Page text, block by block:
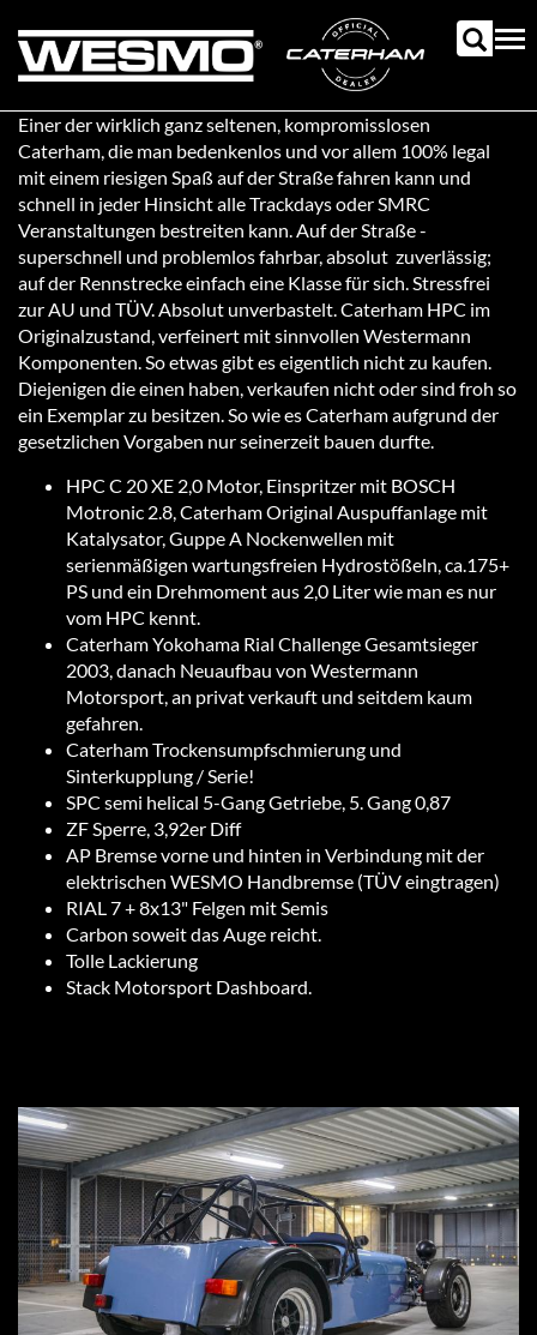
au
contenu
Einer der wirklich ganz seltenen, kompromisslosen
Caterham, die man bedenkenlos und vor allem 100% legal
mit einem riesigen Spaß auf der Straße fahren kann und
schnell in jeder Hinsicht alle Trackdays oder SMRC
Veranstaltungen bestreiten kann. Auf der Straße -
superschnell und problemlos fahrbar, absolut zuverlässig;
auf der Rennstrecke einfach eine Klasse für sich. Stressfrei
zur AU und TÜV. Absolut unverbastelt. Caterham HPC im
Originalzustand, verfeinert mit sinnvollen Westermann
Komponenten. So etwas gibt es eigentlich nicht zu kaufen.
Diejenigen die einen haben, verkaufen nicht oder sind froh so
ein Exemplar zu besitzen. So wie es Caterham aufgrund der
gesetzlichen Vorgaben nur seinerzeit bauen durfte.
HPC C 20 XE 2,0 Motor, Einspritzer mit BOSCH
Motronic 2.8, Caterham Original Auspuffanlage mit
Katalysator, Guppe A Nockenwellen mit
serienmäßigen wartungsfreien Hydrostößeln, ca.175+
PS und ein Drehmoment aus 2,0 Liter wie man es nur
vom HPC kennt.
Caterham Yokohama Rial Challenge Gesamtsieger
2003, danach Neuaufbau von Westermann
Motorsport, an privat verkauft und seitdem kaum
gefahren.
Caterham Trockensumpfschmierung und
Sinterkupplung / Serie!
SPC semi helical 5-Gang Getriebe, 5. Gang 0,87
ZF Sperre, 3,92er Diff
AP Bremse vorne und hinten in Verbindung mit der
elektrischen WESMO Handbremse (TÜV eingtragen)
RIAL 7 + 8x13" Felgen mit Semis
Carbon soweit das Auge reicht.
Tolle Lackierung
Stack Motorsport Dashboard.